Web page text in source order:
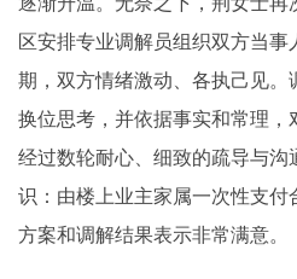
区安排专业调解员组织双方当
期，双方情绪激动、各执己见
换位思考，并依据事实和常理，
经过数轮耐心、细致的疏导与沟
识：由楼上业主家属一次性支
方案和调解结果表示非常满意。